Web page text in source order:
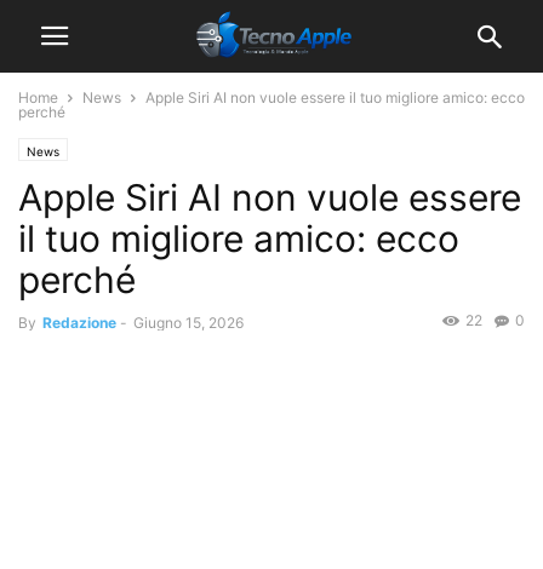
Home News
Apple Siri AI non vuole essere il tuo migliore amico: ecco
perché
News
Apple Siri AI non vuole essere
il tuo migliore amico: ecco
perché
By Redazione - Giugno 15, 2026 0
22